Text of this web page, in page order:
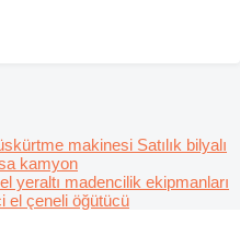
makinesi Satılık bilyalı
kamyon
yeraltı madencilik ekipmanları
el çeneli öğütücü